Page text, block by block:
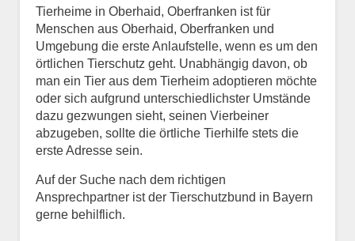
Tierheime in Oberhaid, Oberfranken ist für
Menschen aus Oberhaid, Oberfranken und
Umgebung die erste Anlaufstelle, wenn es um den
örtlichen Tierschutz geht. Unabhängig davon, ob
man ein Tier aus dem Tierheim adoptieren möchte
oder sich aufgrund unterschiedlichster Umstände
dazu gezwungen sieht, seinen Vierbeiner
abzugeben, sollte die örtliche Tierhilfe stets die
erste Adresse sein.
Auf der Suche nach dem richtigen
Ansprechpartner ist der Tierschutzbund in Bayern
gerne behilflich.